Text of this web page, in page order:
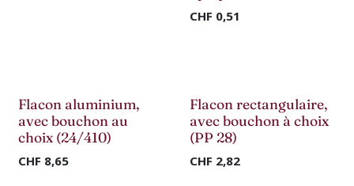
CHF 0,51
Flacon aluminium,
avec bouchon au
choix (24/410)
CHF 8,65
Flacon rectangulaire,
avec bouchon à choix
(PP 28)
CHF 2,82